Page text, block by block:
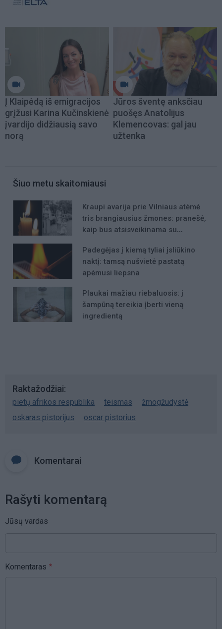
Į Klaipėdą iš emigracijos
grįžusi Karina Kučinskienė
įvardijo didžiausią savo
norą
Jūros šventę anksčiau
puošęs Anatolijus
Klemencovas: gal jau
užtenka
Šiuo metu skaitomiausi
Kraupi avarija prie Vilniaus atėmė
tris brangiausius žmones: pranešė,
kaip bus atsisveikinama su
Padegėjas į kiemą tyliai įsliūkino
naktį: tamsą nušvietė pastatą
apėmusi liepsna
Plaukai mažiau riebaluosis: į
šampūną tereikia įberti vieną
ingredientą
Raktažodžiai
pietų afrikos respublika teismas
žmogžudystė
oskaras pistorijus
oscar pistorius
Komentarai
Rašyti komentarą
Jūsų vardas
Komentaras